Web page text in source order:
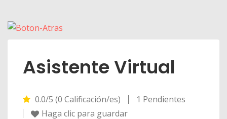
Asistente Virtual
0.0/5 (0 Calificación/es)
1 Pendientes
Haga clic para guardar